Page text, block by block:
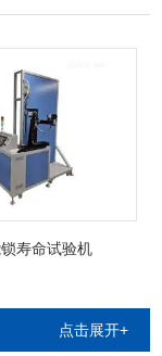
寿命试验机
点击展开+